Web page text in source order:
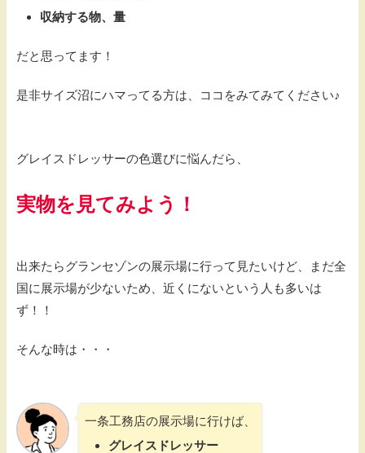
収納する物、量
だと思ってます！
是非サイズ沼にハマってる方は、ココをみてみてください♪
グレイスドレッサーの色選びに悩んだら、
実物を見てみよう！
出来たらグランセゾンの展示場に行って見たいけど、まだ全
国に展示場が少ないため、近くにないという人も多いは
ず！！
そんな時は・・・
一条工務店の展示場に行けば、
グレイスドレッサー